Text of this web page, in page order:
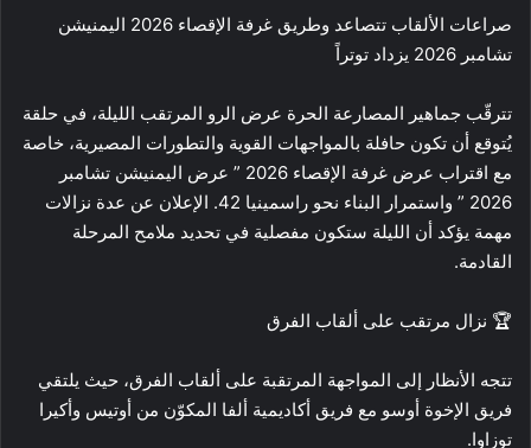
صراعات الألقاب تتصاعد وطريق غرفة الإقصاء 2026 اليمنيشن
تشامبر 2026 يزداد توتراً
تترقّب جماهير المصارعة الحرة عرض الرو المرتقب الليلة، في حلقة
يُتوقع أن تكون حافلة بالمواجهات القوية والتطورات المصيرية، خاصة
مع اقتراب عرض غرفة الإقصاء 2026 ” عرض اليمنيشن تشامبر
2026 ” واستمرار البناء نحو راسمينيا 42. الإعلان عن عدة نزالات
مهمة يؤكد أن الليلة ستكون مفصلية في تحديد ملامح المرحلة
القادمة.
🏆 نزال مرتقب على ألقاب الفرق
تتجه الأنظار إلى المواجهة المرتقبة على ألقاب الفرق، حيث يلتقي
فريق الإخوة أوسو مع فريق أكاديمية ألفا المكوّن من أوتيس وأكيرا
توزاوا.